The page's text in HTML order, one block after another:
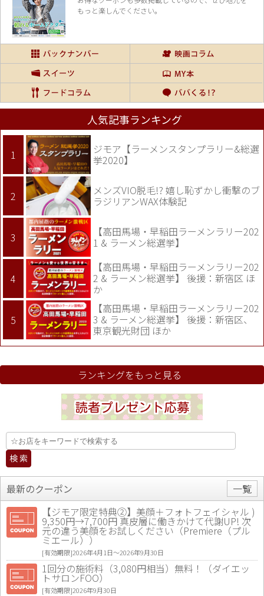
もっと楽しんでください。
人気記事ランキング
ジモア【ラーメンスタンプラリー&総選
挙2020】
メンズVIO脱毛!? 嬉し恥ずかし衝撃のブ
ラジリアンWAX体験記
【高田馬場・早稲田ラーメンラリー202
1 & ラーメン総選挙】
【高田馬場・早稲田ラーメンラリー202
2 & ラーメン総選挙】 後援：新宿区 ほ
か
【高田馬場・早稲田ラーメンラリー202
3 & ラーメン総選挙】 後援：新宿区、
東京観光財団 ほか
ランキングをもっと見る
最新のクーポン
一覧
【ジモア限定特典②】美顔＋フォトフェイシャル )
9,350円→7,700円 真皮層に働きかけて代謝UP! 次
元の違う美顔をお試しください（Premiere（プル
ミエール））
[有効期限]2026年4月1日〜2026年9月30日
1回分の施術料（3,080円相当）無料！（ダイエッ
トサロンFOO）
[有効期限]2026年9月30日